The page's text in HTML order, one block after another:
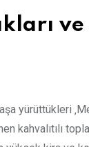
yürüttükleri
kahvalıtılı